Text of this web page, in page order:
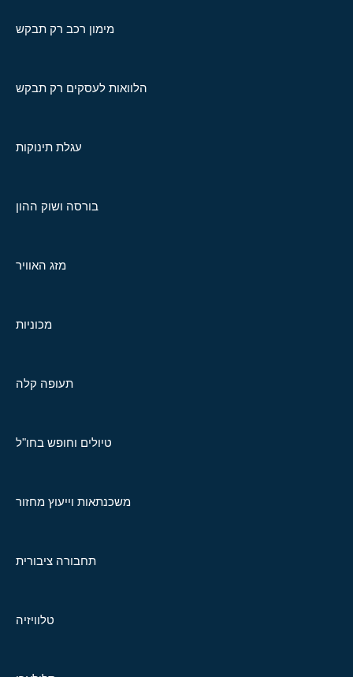
מימון רכב רק תבקש
הלוואות לעסקים רק תבקש
עגלת תינוקות
בורסה ושוק ההון
מזג האוויר
מכוניות
תעופה קלה
טיולים וחופש בחו"ל
משכנתאות וייעוץ מחזור
תחבורה ציבורית
טלוויזיה